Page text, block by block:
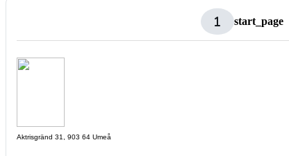
start_page
Aktrisgränd 31, 903 64 Umeå